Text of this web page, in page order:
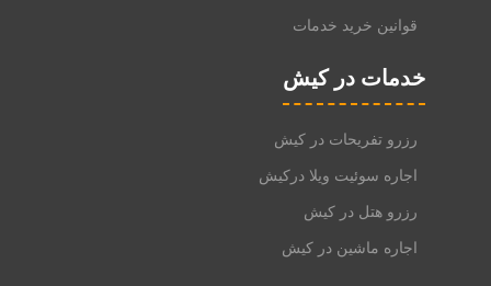
قوانین خرید خدمات
خدمات در کیش
رزرو تفریحات در کیش
اجاره سوئیت ویلا درکیش
رزرو هتل در کیش
اجاره ماشین در کیش